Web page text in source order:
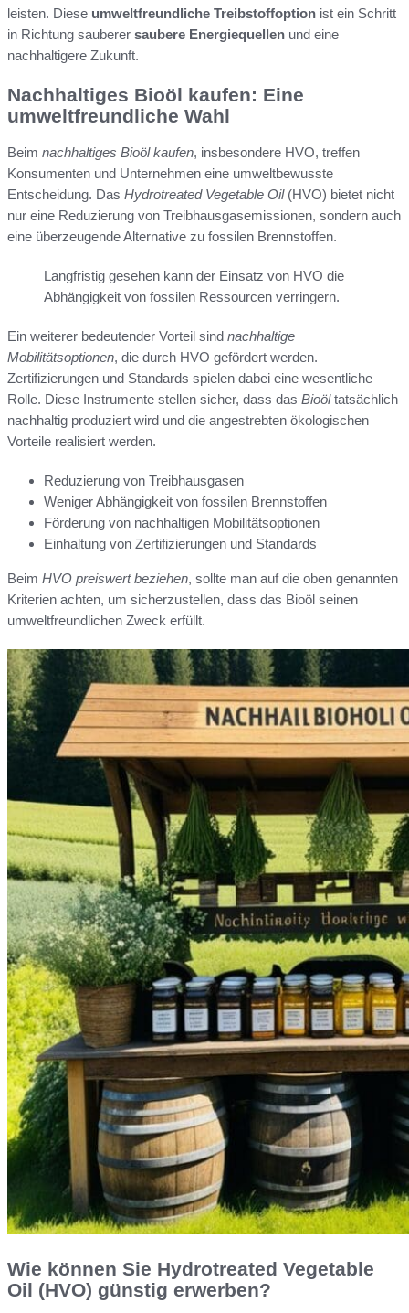
leisten. Diese umweltfreundliche Treibstoffoption ist ein Schritt
in Richtung sauberer saubere Energiequellen und eine
nachhaltigere Zukunft.
Nachhaltiges Bioöl kaufen: Eine
umweltfreundliche Wahl
Beim nachhaltiges Bioöl kaufen, insbesondere HVO, treffen
Konsumenten und Unternehmen eine umweltbewusste
Entscheidung. Das Hydrotreated Vegetable Oil(HVO) bietet nicht
nur eine Reduzierung von Treibhausgasemissionen, sondern auch
eine überzeugende Alternative zu fossilen Brennstoffen.
Langfristig gesehen kann der Einsatz von HVO die
Abhängigkeit von fossilen Ressourcen verringern.
Ein weiterer bedeutender Vorteil sind nachhaltige
Mobilitätsoptionen, die durch HVO gefördert werden.
Zertifizierungen und Standards spielen dabei eine wesentliche
Rolle. Diese Instrumente stellen sicher, dass das Bioöltatsächlich
nachhaltig produziert wird und die angestrebten ökologischen
Vorteile realisiert werden.
Reduzierung von Treibhausgasen
Weniger Abhängigkeit von fossilen Brennstoffen
Förderung von nachhaltigen Mobilitätsoptionen
Einhaltung von Zertifizierungen und Standards
Beim HVO preiswert beziehen, sollte man auf die oben genannten
Kriterien achten, um sicherzustellen, dass das Bioöl seinen
umweltfreundlichen Zweck erfüllt.
Wie können Sie Hydrotreated Vegetable
Oil (HVO) günstig erwerben?